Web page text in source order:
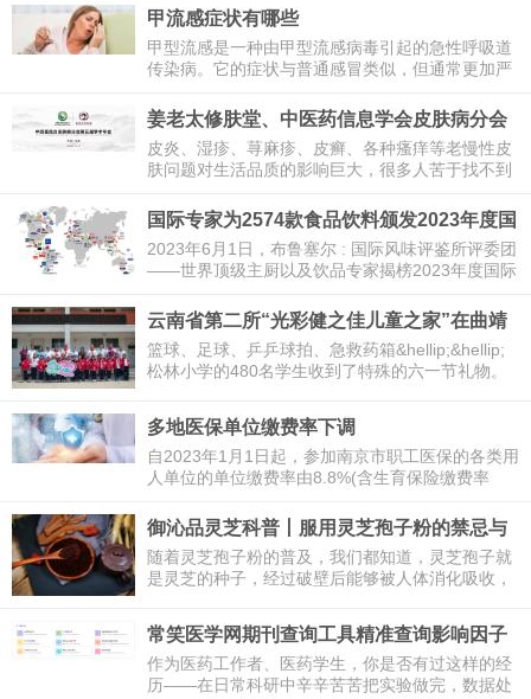
甲流感症状有哪些
甲型流感是一种由甲型流感病毒引起的急性呼吸道
传染病。它的症状与普通感冒类似，但通常更加严
重。以下是甲型流感的常见症状：
姜老太修肤堂、中医药信息学会皮肤病分会
召开学术年会
皮炎、湿疹、荨麻疹、皮癣、各种瘙痒等老慢性皮
肤问题对生活品质的影响巨大，很多人苦于找不到
方法。但如果您身边有一家拥有“权威专家论证有效
方案”、“全
国际专家为2574款食品饮料颁发2023年度国
际美味奖
2023年6月1日，布鲁塞尔 : 国际风味评鉴所评委团
——世界顶级主厨以及饮品专家揭榜2023年度国际
美味奖获奖名单。今年，2574款食品和饮料有幸荣
获此项殊荣，其中506款产
云南省第二所“光彩健之佳儿童之家”在曲靖
挂牌启用
篮球、足球、乒乒球拍、急救药箱&hellip;&hellip;
松林小学的480名学生收到了特殊的六一节礼物。
益区松林小学挂牌
多地医保单位缴费率下调
自2023年1月1日起，参加南京市职工医保的各类用
人单位的单位缴费率由8.8%(含生育保险缴费率
0.8%)下调至7.8%(含生育保险费率0.8%)。
御沁品灵芝科普丨服用灵芝孢子粉的禁忌与
注意事项
随着灵芝孢子粉的普及，我们都知道，灵芝孢子就
是灵芝的种子，经过破壁后能够被人体消化吸收，
子粉在服用上并无特殊的禁忌，因此理论上来
常笑医学网期刊查询工具精准查询影响因子
提高医药期刊投稿命中率
作为医药工作者、医药学生，你是否有过这样的经
历——在日常科研中辛辛苦苦把实验做完，数据处